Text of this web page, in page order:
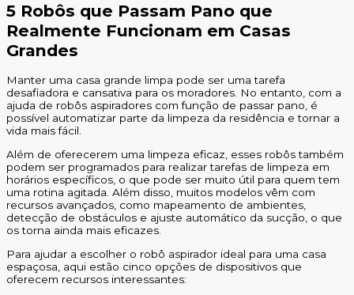
5 Robôs que Passam Pano que
Realmente Funcionam em Casas
Grandes
Manter uma casa grande limpa pode ser uma tarefa
desafiadora e cansativa para os moradores. No entanto, com a
ajuda de robôs aspiradores com função de passar pano, é
possível automatizar parte da limpeza da residência e tornar a
vida mais fácil.
Além de oferecerem uma limpeza eficaz, esses robôs também
podem ser programados para realizar tarefas de limpeza em
horários específicos, o que pode ser muito útil para quem tem
uma rotina agitada. Além disso, muitos modelos vêm com
recursos avançados, como mapeamento de ambientes,
detecção de obstáculos e ajuste automático da sucção, o que
os torna ainda mais eficazes.
Para ajudar a escolher o robô aspirador ideal para uma casa
espaçosa, aqui estão cinco opções de dispositivos que
oferecem recursos interessantes: